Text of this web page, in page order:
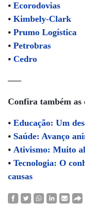
• Ecorodovias
• Kimbely-Clark
• Prumo Logística
• Petrobras
• Cedro
—–
Confira também as
• Educação: Um
• Saúde: Avanço
• Ativismo: Muito
• Tecnologia: O
causas